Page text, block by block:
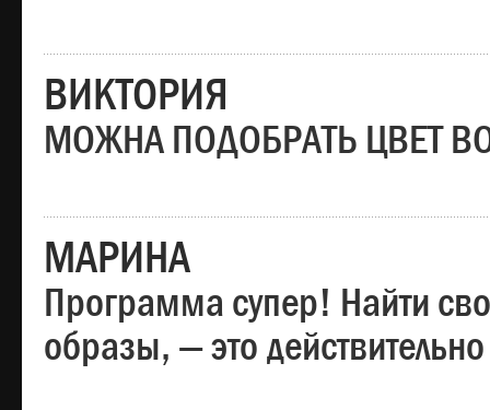
ВИКТОРИЯ
МОЖНА ПОДОБРАТЬ ЦВЕТ
МАРИНА
Программа супер! Найти
образы, — это